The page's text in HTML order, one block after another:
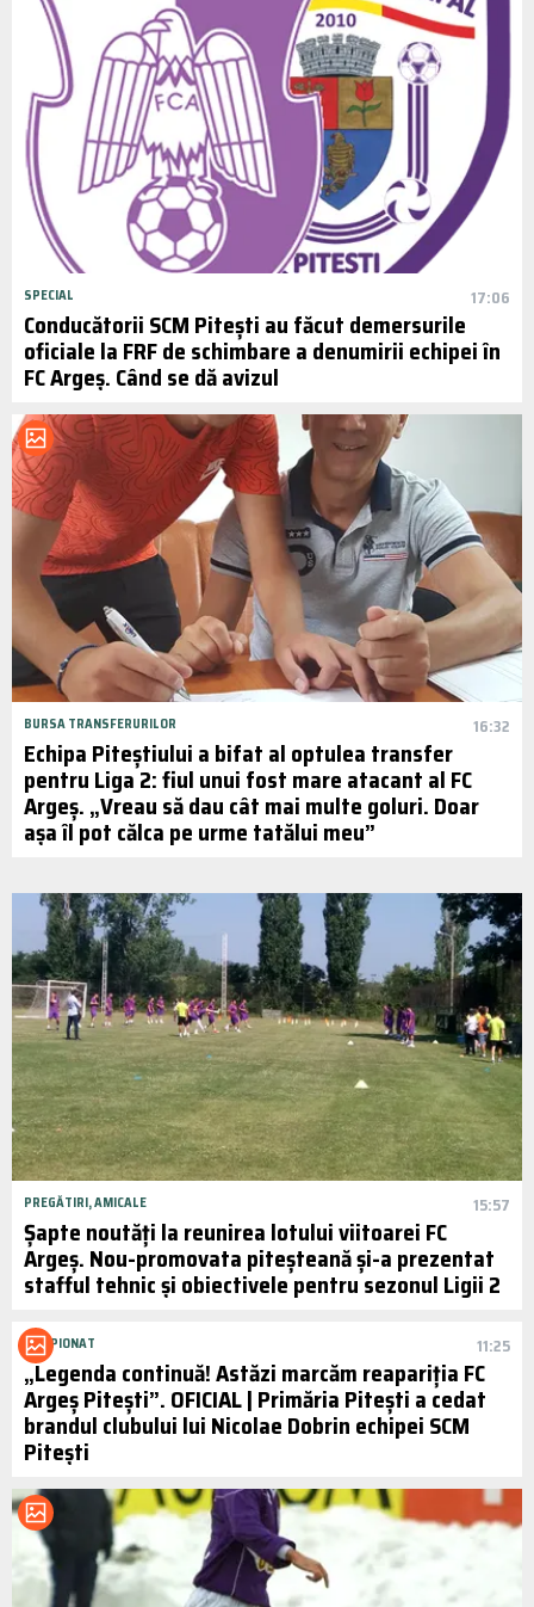
SPECIAL 17:06
Conducătorii SCM Pitești au făcut demersurile
oficiale la FRF de schimbare a denumirii echipei în
FC Argeș. Când se dă avizul
BURSA TRANSFERURILOR 16:32
Echipa Piteștiului a bifat al optulea transfer
pentru Liga 2: fiul unui fost mare atacant al FC
Argeș. „Vreau să dau cât mai multe goluri. Doar
așa îl pot călca pe urme tatălui meu”
PREGĂTIRI, AMICALE 15:57
Șapte noutăți la reunirea lotului viitoarei FC
Argeș. Nou-promovata piteșteană și-a prezentat
stafful tehnic și obiectivele pentru sezonul Ligii 2
CAMPIONAT 11:25
„Legenda continuă! Astăzi marcăm reapariția FC
Argeș Pitești”. OFICIAL | Primăria Pitești a cedat
brandul clubului lui Nicolae Dobrin echipei SCM
Pitești